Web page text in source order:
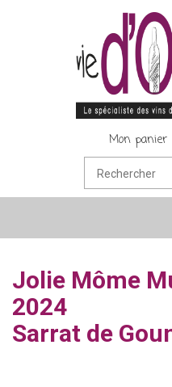
Mon panier
Jolie Môme
2024
Sarrat de